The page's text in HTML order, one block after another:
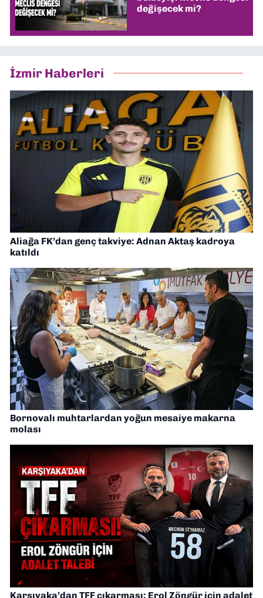
değişecek mi?
İzmir Haberleri
Aliağa FK’dan genç takviye: Adnan Aktaş kadroya
katıldı
Bornovalı muhtarlardan yoğun mesaiye makarna
molası
Karşıyaka’dan TFF çıkarması: Erol Zöngür için adalet